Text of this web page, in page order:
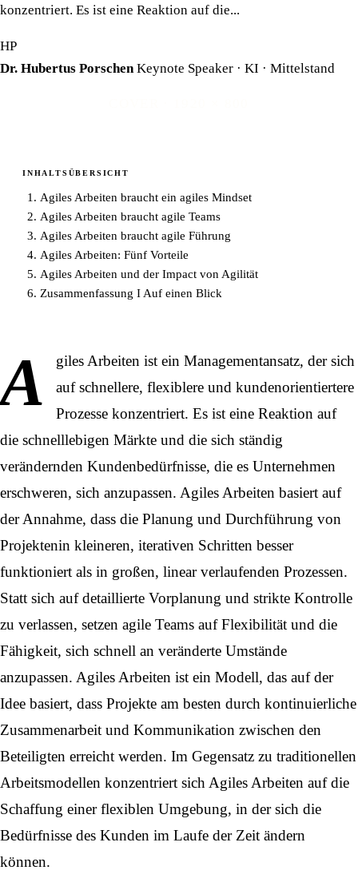
konzentriert. Es ist eine Reaktion auf die...
HP
Dr. Hubertus Porschen Keynote Speaker · KI · Mittelstand
INHALTSÜBERSICHT
Agiles Arbeiten braucht ein agiles Mindset
Agiles Arbeiten braucht agile Teams
Agiles Arbeiten braucht agile Führung
Agiles Arbeiten: Fünf Vorteile
Agiles Arbeiten und der Impact von Agilität
Zusammenfassung I Auf einen Blick
A
giles Arbeiten ist ein Managementansatz, der sich
auf schnellere, flexiblere und kundenorientiertere
Prozesse konzentriert. Es ist eine Reaktion auf
die schnelllebigen Märkte und die sich ständig
verändernden Kundenbedürfnisse, die es Unternehmen
erschweren, sich anzupassen. Agiles Arbeiten basiert auf
der Annahme, dass die Planung und Durchführung von
Projektenin kleineren, iterativen Schritten besser
funktioniert als in großen, linear verlaufenden Prozessen.
Statt sich auf detaillierte Vorplanung und strikte Kontrolle
zu verlassen, setzen agile Teams auf Flexibilität und die
Fähigkeit, sich schnell an veränderte Umstände
anzupassen. Agiles Arbeiten ist ein Modell, das auf der
Idee basiert, dass Projekte am besten durch kontinuierliche
Zusammenarbeit und Kommunikation zwischen den
Beteiligten erreicht werden. Im Gegensatz zu traditionellen
Arbeitsmodellen konzentriert sich Agiles Arbeiten auf die
Schaffung einer flexiblen Umgebung, in der sich die
Bedürfnisse des Kunden im Laufe der Zeit ändern
können.